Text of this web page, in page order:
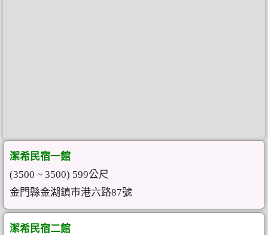
潔希民宿一館
(3500 ~ 3500) 599公尺
金門縣金湖鎮市港六路87號
潔希民宿二館